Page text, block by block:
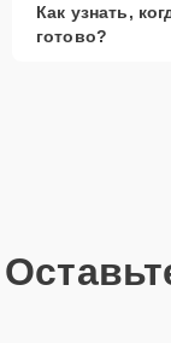
Как узнать,
готово?